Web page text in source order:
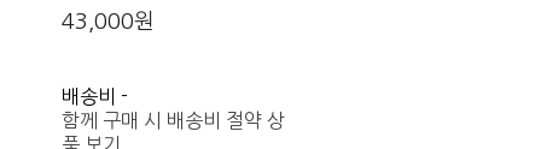
43,000원
배송비-
함께 구매 시 배송비 절약 상
품 보기